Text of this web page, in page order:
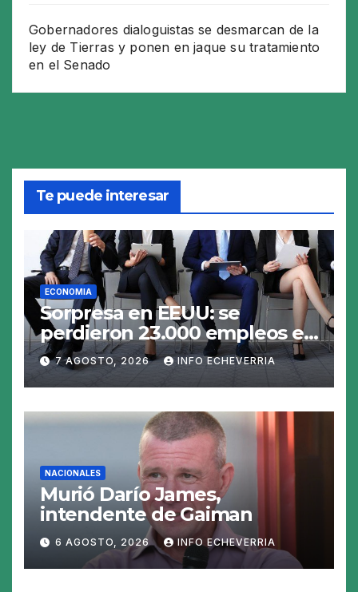
Gobernadores dialoguistas se desmarcan de la
ley de Tierras y ponen en jaque su tratamiento
en el Senado
Te puede interesar
ECONOMIA
Sorpresa en EEUU: se
perdieron 23.000 empleos en
julio y el mercado recalcula
las perspectivas para las
tasas
7 AGOSTO, 2026 INFO ECHEVERRIA
NACIONALES
Murió Darío James,
intendente de Gaiman
6 AGOSTO, 2026 INFO ECHEVERRIA